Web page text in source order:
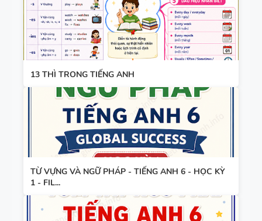
PHÁP -
TIẾNG ANH
6 - HỌC KỲ
1 - FILE
ẢNH MINH
HỌA
WORD
FORM -
TIẾNG ANH
11 -
GLOBAL
SUCCESS -
CÓ ĐÁP ÁN
BẢNG
FORM
THEO TỪNG
13 THÌ TRONG TIẾNG ANH
TỪ VỰNG VÀ NGỮ PHÁP - TIẾNG ANH 6 - HỌC KỲ
1 - FIL...